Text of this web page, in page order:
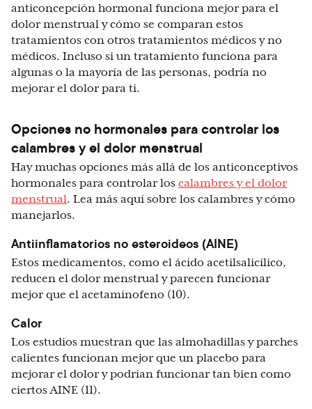
anticoncepción hormonal funciona mejor para el
dolor menstrual y cómo se comparan estos
tratamientos con otros tratamientos médicos y no
médicos. Incluso si un tratamiento funciona para
algunas o la mayoría de las personas, podría no
mejorar el dolor para ti.
Opciones no hormonales para controlar los
calambres y el dolor menstrual
Hay muchas opciones más allá de los anticonceptivos
hormonales para controlar los calambres y el dolor
menstrual. Lea más aquí sobre los calambres y cómo
manejarlos.
Antiinflamatorios no esteroideos (AINE)
Estos medicamentos, como el ácido acetilsalicílico,
reducen el dolor menstrual y parecen funcionar
mejor que el acetaminofeno (10).
Calor
Los estudios muestran que las almohadillas y parches
calientes funcionan mejor que un placebo para
mejorar el dolor y podrían funcionar tan bien como
ciertos AINE (11).